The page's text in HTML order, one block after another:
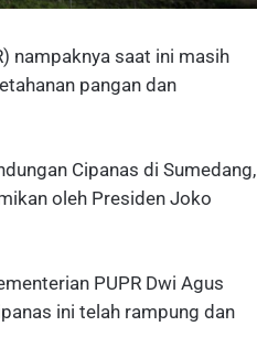
nampaknya saat ini masih
pangan dan
Cipanas di Sumedang,
oleh Presiden Joko
PUPR Dwi Agus
ini telah rampung dan